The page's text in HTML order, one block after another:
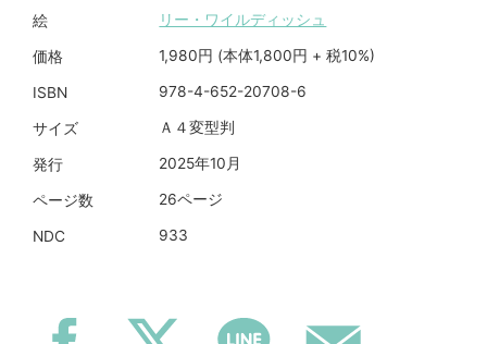
絵 リー・ワイルディッシュ
価格 1,980円 (本体1,800円 + 税10%)
ISBN 978-4-652-20708-6
サイズ Ａ４変型判
発行 2025年10月
ページ数 26ページ
NDC 933